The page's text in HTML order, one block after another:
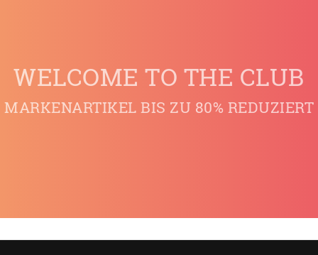
WELCOME TO THE CLUB
MARKENARTIKEL BIS ZU 80% REDUZIERT